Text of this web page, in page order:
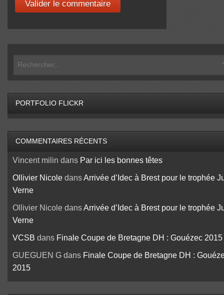
PORTFOLIO FLICKR
COMMENTAIRES RÉCENTS
Vincent milin dans Par ici les bonnes têtes
Ollivier NicoledansArrivée d’Idec à Brest pour le trophée
Verne
Ollivier NicoledansArrivée d’Idec à Brest pour le trophée
Verne
VCSB dans Finale Coupe de Bretagne DH : Gouézec 2015
GUEGUEN Gdans Finale Coupe de Bretagne DH :
2015